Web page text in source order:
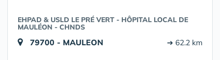
EHPAD & USLD LE PRÉ VERT - HÔPITAL LOCAL DE
MAULÉON - CHNDS
79700 - MAULEON ➔ 62.2 km